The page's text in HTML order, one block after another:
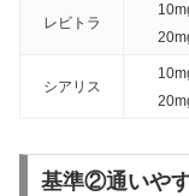
レビトラ
シアリス
基準②通いや